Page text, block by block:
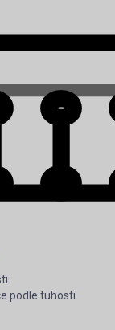
podle tuhosti